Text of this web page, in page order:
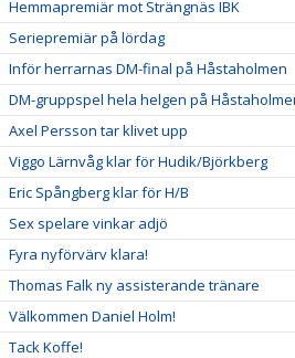
Hemmapremiär mot Strängnäs IBK
Seriepremiär på lördag
Inför herrarnas DM-final på Håstaholmen
DM-gruppspel hela helgen på
Axel Persson tar klivet upp
Viggo Lärnvåg klar för Hudik/Björkberg
Eric Spångberg klar för H/B
Sex spelare vinkar adjö
Fyra nyförvärv klara!
Thomas Falk ny assisterande tränare
Välkommen Daniel Holm!
Tack Koffe!